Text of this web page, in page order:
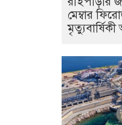
মেম্বার